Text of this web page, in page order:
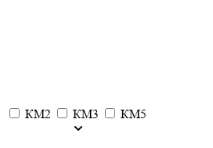
КМ2 КМ3 КМ5